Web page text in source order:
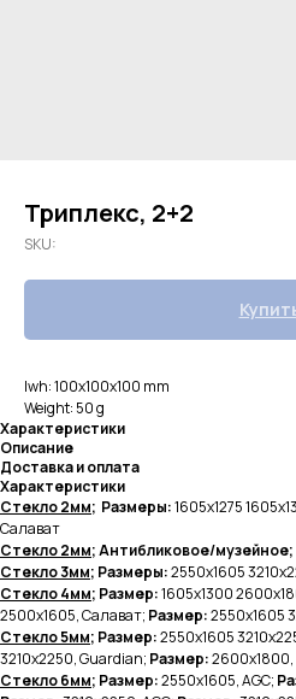
Триплекс, 2+2
SKU:
lwh: 100x100x100 mm
Weight: 50 g
Характеристики
Описание
Доставка и оплата
Характеристики
Стекло 2мм; Размеры:1605х1275
Салават
Стекло 2мм; Антибликовое/
Стекло 3мм; Размеры:2550х1605
Стекло 4мм; Размер:1605х1300
2500х1605, Салават; Размер:2550х1605
Стекло 5мм; Размер:2550х1605
3210х2250, Guardian; Размер:2600х1800,
Стекло 6мм; Размер:2550х1605, AGC;